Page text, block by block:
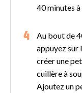
40 minutes
Au bout de
appuyez sur
créer une
cuillère à
Ajoutez un